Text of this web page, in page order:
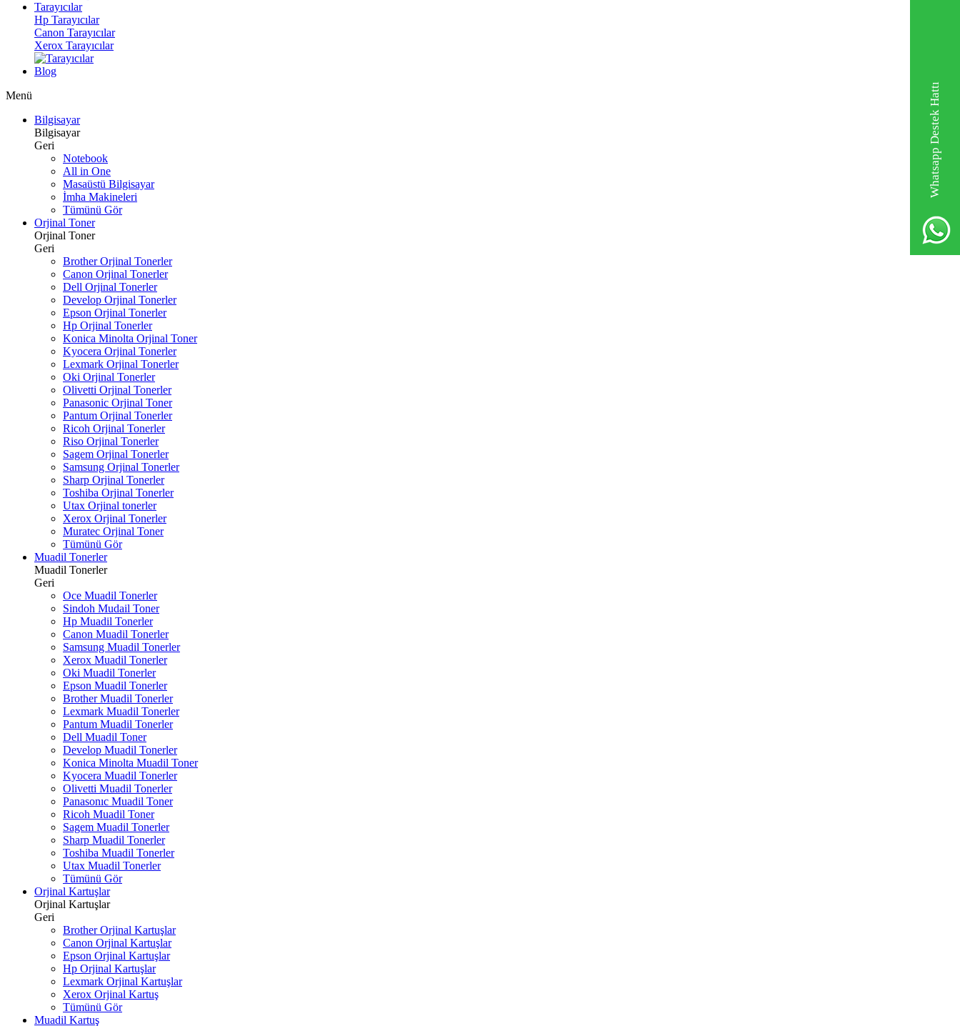
Whatsapp Destek Hattı
Tarayıcılar
Hp Tarayıcılar
Canon Tarayıcılar
Xerox Tarayıcılar
Blog
Menü
Bilgisayar
Bilgisayar
Geri
Notebook
All in One
Masaüstü Bilgisayar
İmha Makineleri
Tümünü Gör
Orjinal Toner
Orjinal Toner
Geri
Brother Orjinal Tonerler
Canon Orjinal Tonerler
Dell Orjinal Tonerler
Develop Orjinal Tonerler
Epson Orjinal Tonerler
Hp Orjinal Tonerler
Konica Minolta Orjinal Toner
Kyocera Orjinal Tonerler
Lexmark Orjinal Tonerler
Oki Orjinal Tonerler
Olivetti Orjinal Tonerler
Panasonic Orjinal Toner
Pantum Orjinal Tonerler
Ricoh Orjinal Tonerler
Riso Orjinal Tonerler
Sagem Orjinal Tonerler
Samsung Orjinal Tonerler
Sharp Orjinal Tonerler
Toshiba Orjinal Tonerler
Utax Orjinal tonerler
Xerox Orjinal Tonerler
Muratec Orjinal Toner
Tümünü Gör
Muadil Tonerler
Muadil Tonerler
Geri
Oce Muadil Tonerler
Sindoh Mudail Toner
Hp Muadil Tonerler
Canon Muadil Tonerler
Samsung Muadil Tonerler
Xerox Muadil Tonerler
Oki Muadil Tonerler
Epson Muadil Tonerler
Brother Muadil Tonerler
Lexmark Muadil Tonerler
Pantum Muadil Tonerler
Dell Muadil Toner
Develop Muadil Tonerler
Konica Minolta Muadil Toner
Kyocera Muadil Tonerler
Olivetti Muadil Tonerler
Panasonıc Muadil Toner
Ricoh Muadil Toner
Sagem Muadil Tonerler
Sharp Muadil Tonerler
Toshiba Muadil Tonerler
Utax Muadil Tonerler
Tümünü Gör
Orjinal Kartuşlar
Orjinal Kartuşlar
Geri
Brother Orjinal Kartuşlar
Canon Orjinal Kartuşlar
Epson Orjinal Kartuşlar
Hp Orjinal Kartuşlar
Lexmark Orjinal Kartuşlar
Xerox Orjinal Kartuş
Tümünü Gör
Muadil Kartuş